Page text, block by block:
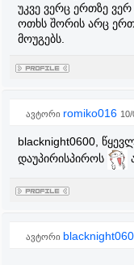
უკვე ვერც ერთზე
ოთხს შორის არც
მოუგებს.
ავტორი romiko016
blacknight0600,
დაუპირისპიროს
ავტორი